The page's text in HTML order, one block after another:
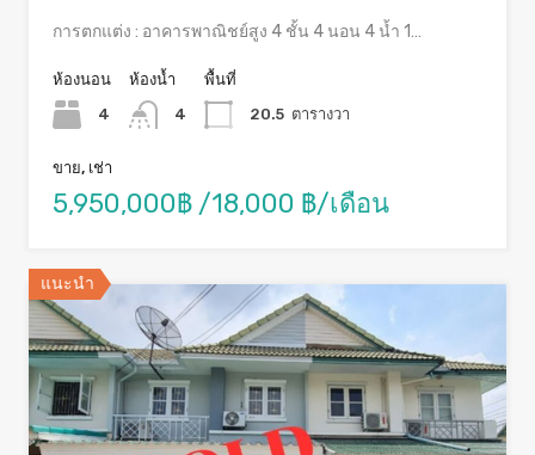
การตกแต่ง : อาคารพาณิชย์สูง 4 ชั้น 4 นอน 4 น้ำ 1…
ห้องนอน
4
ห้องน้ำ
4
พื้นที่
20.5 ตารางวา
ขาย, เช่า
5,950,000฿ /18,000 ฿/เดือน
แนะนำ